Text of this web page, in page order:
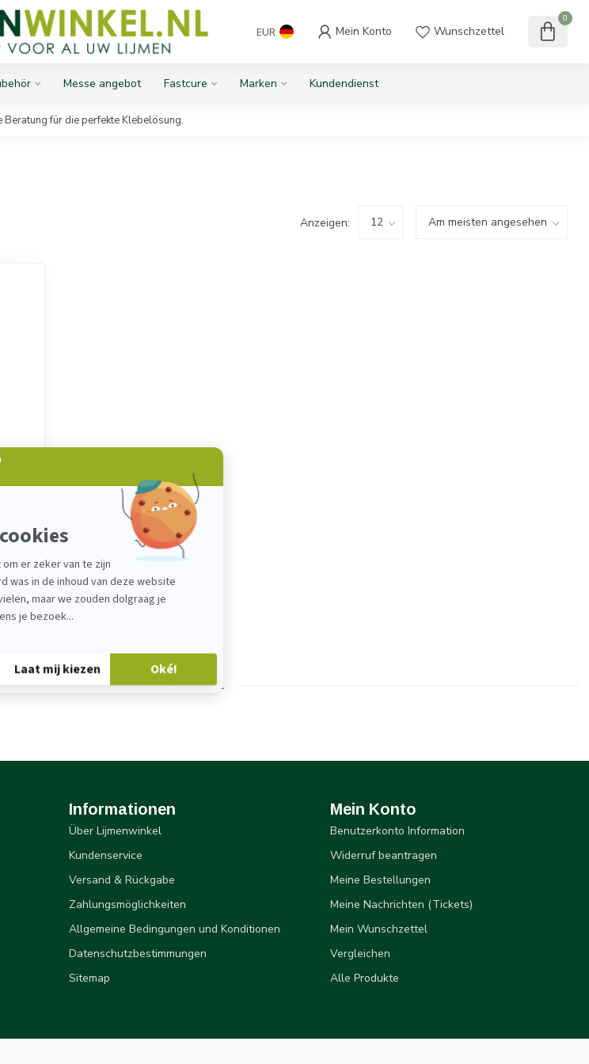
EUR Mein Konto Wunschzettel
0
Messe angebot Fastcure Marken Kundendienst
Beratung für die perfekte Klebelösung.
Anzeigen:
Zeige1-1von 1
Informationen
Über Lijmenwinkel
Kundenservice
Versand & Rückgabe
Zahlungsmöglichkeiten
Allgemeine Bedingungen und Konditionen
Datenschutzbestimmungen
Sitemap
Mein Konto
Benutzerkonto Information
Widerruf beantragen
Meine Bestellungen
Meine Nachrichten (Tickets)
Mein Wunschzettel
Vergleichen
Alle Produkte